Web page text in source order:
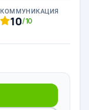
КОММУНИКАЦИЯ
10/10